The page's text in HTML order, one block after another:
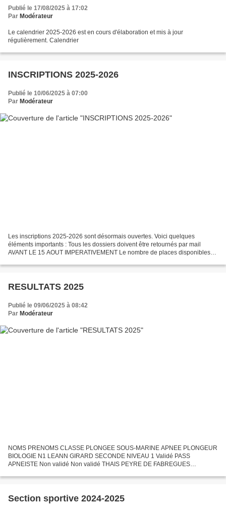
Publié le 17/08/2025 à 17:02
Par Modérateur
Le calendrier 2025-2026 est en cours d'élaboration et mis à jour
régulièrement. Calendrier
INSCRIPTIONS 2025-2026
Publié le 10/06/2025 à 07:00
Par Modérateur
Les inscriptions 2025-2026 sont désormais ouvertes. Voici quelques
éléments importants : Tous les dossiers doivent être retournés par mail
AVANT LE 15 AOUT IMPERATIVEMENT Le nombre de places disponibles
RESULTATS 2025
Publié le 09/06/2025 à 08:42
Par Modérateur
NOMS PRENOMS CLASSE PLONGEE SOUS-MARINE APNEE PLONGEUR
BIOLOGIE N1 LEANN GIRARD SECONDE NIVEAU 1 Validé PASS
APNEISTE Non validé Non validé THAIS PEYRE DE FABREGUES
COURAULT-PIETROWICZ TERMINALE...
Section sportive 2024-2025